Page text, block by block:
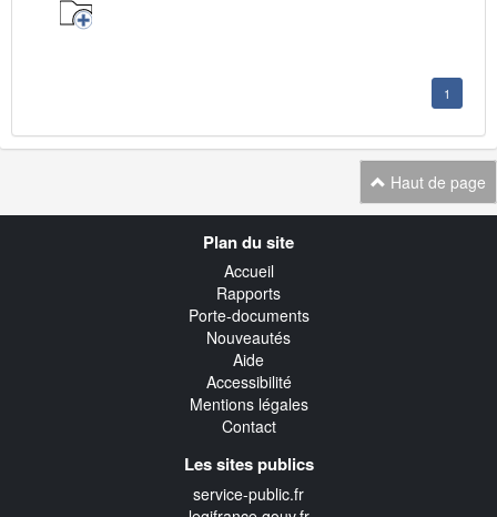
1
Haut de page
Plan du site
Accueil
Rapports
Porte-documents
Nouveautés
Aide
Accessibilité
Mentions légales
Contact
Les sites publics
service-public.fr